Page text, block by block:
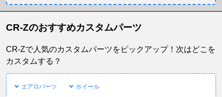
CR-Zのおすすめカスタムパーツ
CR-Zで人気のカスタムパーツをピックアップ！次はどこを
カスタムする？
エアロパーツ ホイール